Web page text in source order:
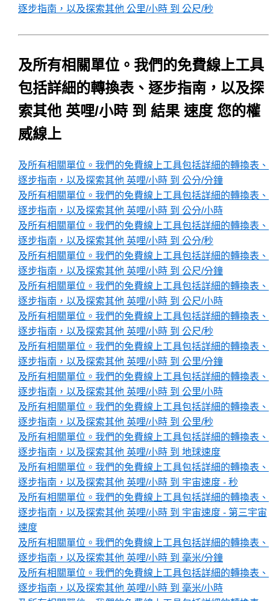
逐步指南，以及探索其他 公里/小時 到 公尺/秒
及所有相關單位。我們的免費線上工具
包括詳細的轉換表、逐步指南，以及探
索其他 英哩/小時 到 結果 速度 您的權
威線上
及所有相關單位。我們的免費線上工具包括詳細的轉換表、
逐步指南，以及探索其他 英哩/小時 到 公分/分鐘
及所有相關單位。我們的免費線上工具包括詳細的轉換表、
逐步指南，以及探索其他 英哩/小時 到 公分/小時
及所有相關單位。我們的免費線上工具包括詳細的轉換表、
逐步指南，以及探索其他 英哩/小時 到 公分/秒
及所有相關單位。我們的免費線上工具包括詳細的轉換表、
逐步指南，以及探索其他 英哩/小時 到 公尺/分鐘
及所有相關單位。我們的免費線上工具包括詳細的轉換表、
逐步指南，以及探索其他 英哩/小時 到 公尺/小時
及所有相關單位。我們的免費線上工具包括詳細的轉換表、
逐步指南，以及探索其他 英哩/小時 到 公尺/秒
及所有相關單位。我們的免費線上工具包括詳細的轉換表、
逐步指南，以及探索其他 英哩/小時 到 公里/分鐘
及所有相關單位。我們的免費線上工具包括詳細的轉換表、
逐步指南，以及探索其他 英哩/小時 到 公里/小時
及所有相關單位。我們的免費線上工具包括詳細的轉換表、
逐步指南，以及探索其他 英哩/小時 到 公里/秒
及所有相關單位。我們的免費線上工具包括詳細的轉換表、
逐步指南，以及探索其他 英哩/小時 到 地球速度
及所有相關單位。我們的免費線上工具包括詳細的轉換表、
逐步指南，以及探索其他 英哩/小時 到 宇宙速度 - 秒
及所有相關單位。我們的免費線上工具包括詳細的轉換表、
逐步指南，以及探索其他 英哩/小時 到 宇宙速度 - 第三宇宙
速度
及所有相關單位。我們的免費線上工具包括詳細的轉換表、
逐步指南，以及探索其他 英哩/小時 到 毫米/分鐘
及所有相關單位。我們的免費線上工具包括詳細的轉換表、
逐步指南，以及探索其他 英哩/小時 到 毫米/小時